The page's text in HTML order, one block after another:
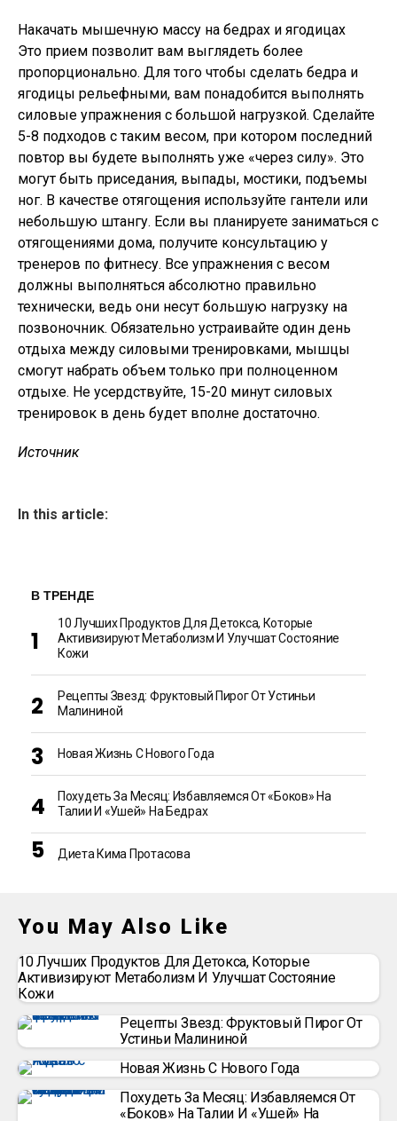
Накачать мышечную массу на бедрах и ягодицах
Это прием позволит вам выглядеть более
пропорционально. Для того чтобы сделать бедра и
ягодицы рельефными, вам понадобится выполнять
силовые упражнения с большой нагрузкой. Сделайте
5-8 подходов с таким весом, при котором последний
повтор вы будете выполнять уже «через силу». Это
могут быть приседания, выпады, мостики, подъемы
ног. В качестве отягощения используйте гантели или
небольшую штангу. Если вы планируете заниматься с
отягощениями дома, получите консультацию у
тренеров по фитнесу. Все упражнения с весом
должны выполняться абсолютно правильно
технически, ведь они несут большую нагрузку на
позвоночник. Обязательно устраивайте один день
отдыха между силовыми тренировками, мышцы
смогут набрать объем только при полноценном
отдыхе. Не усердствуйте, 15-20 минут силовых
тренировок в день будет вполне достаточно.
Источник
In this article:
В ТРЕНДЕ
10 Лучших Продуктов Для Детокса, Которые
Активизируют Метаболизм И Улучшат Состояние
Кожи
Рецепты Звезд: Фруктовый Пирог От Устиньи
Малининой
Новая Жизнь С Нового Года
Похудеть За Месяц: Избавляемся От «боков» На
Талии И «ушей» На Бедрах
Диета Кима Протасова
You May Also Like
10 Лучших Продуктов Для Детокса, Которые
Активизируют Метаболизм И Улучшат Состояние
Кожи
Рецепты Звезд: Фруктовый Пирог От
Устиньи Малининой
Новая Жизнь С Нового Года
Похудеть За Месяц: Избавляемся От
«боков» На Талии И «ушей» На